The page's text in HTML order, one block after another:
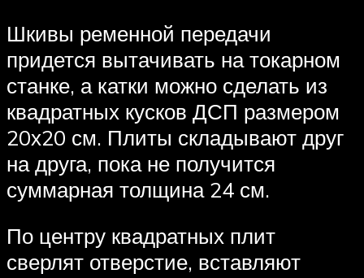
Шкивы ременной передачи
придется вытачивать на токарном
станке, а катки можно сделать из
квадратных кусков ДСП размером
20х20 см. Плиты складывают друг
на друга, пока не получится
суммарная толщина 24 см.
По центру квадратных плит
сверлят отверстие, вставляют